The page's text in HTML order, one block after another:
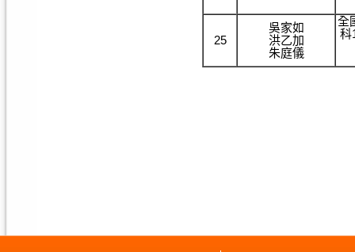
25
吳家如
洪乙加
朱庭儀
全
科